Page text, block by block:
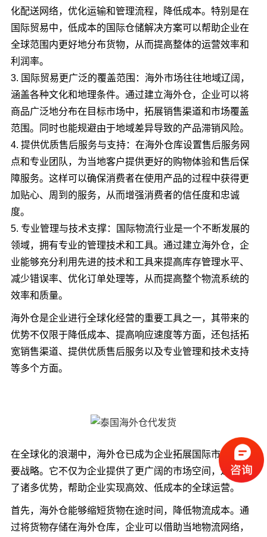
化配送网络，优化运输和管理流程，降低成本。特别是在
国际贸易中，低成本的国际仓储解决方案可以帮助企业在
全球范围内更好地分布货物，从而提高整体的运营效率和
利润率。
3. 国际贸易更广泛的覆盖范围：海外市场往往地域辽阔，
涵盖各种文化和地理条件。通过建立海外仓，企业可以将
商品广泛地分布在目标市场中，拓展销售渠道和市场覆盖
范围。同时也能规避由于地域差异导致的产品滞销风险。
4. 提供优质售后服务与支持：在海外仓库设置售后服务网
点和专业团队，为当地客户提供更好的购物体验和售后保
障服务。这样可以确保消费者在使用产品的过程中获得更
加贴心、周到的服务，从而增强消费者的信任度和忠诚
度。
5. 专业管理与技术支撑：国际物流行业是一个不断发展的
领域，拥有专业的管理技术和工具。通过建立海外仓，企
业能够充分利用先进的技术和工具来提高库存管理水平、
减少错误率、优化订单处理等，从而提高整个物流系统的
效率和质量。
海外仓是企业进行全球化经营的重要工具之一，其带来的
优势不仅限于降低成本、提高响应速度等方面，还包括拓
宽销售渠道、提供优质售后服务以及专业管理和技术支持
等多个方面。
在全球化的浪潮中，海外仓已成为企业拓展国际市场的重
要战略。它不仅为企业提供了更广阔的市场空间，还带来
了诸多优势，帮助企业实现高效、低成本的全球运营。
首先，海外仓能够缩短货物在途时间，降低物流成本。通
过将货物存储在海外仓库，企业可以借助当地物流网络，